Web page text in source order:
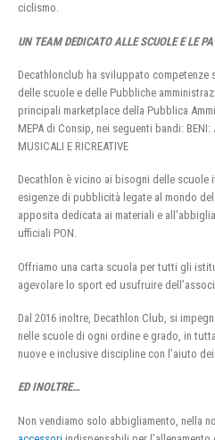
ciclismo.
UN TEAM DEDICATO ALLE SCUOLE E LE PA
Decathlonclub ha sviluppato competenze
delle scuole e delle Pubbliche
principali marketplace della Pubblica
MEPA di Consip, nei seguenti bandi: BENI:
MUSICALI E RICREATIVE
Decathlon è vicino ai bisogni delle scuole
esigenze di pubblicità legate al mondo
apposita dedicata ai materiali e
ufficiali PON.
Offriamo una carta scuola per tutti gli
agevolare lo sport ed usufruire
Dal 2016 inoltre, Decathlon Club, si
nelle scuole di ogni ordine e grado, in
nuove e inclusive discipline con l’aiuto
ED INOLTRE…
Non vendiamo solo abbigliamento, nella